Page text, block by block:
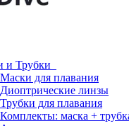
и Трубки
Маски для плавания
Диоптрические линзы
Трубки для плавания
Комплекты: маска +